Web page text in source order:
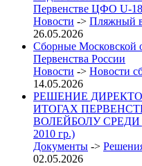
Первенстве ЦФО U-18
Новости -> Пляжный
26.05.2026
Сборные Московской
Первенства России
Новости -> Новости
14.05.2026
РЕШЕНИЕ
ИТОГАХ
ВОЛЕЙБОЛУ СРЕДИ
2010 гр.)
Документы ->
02.05.2026